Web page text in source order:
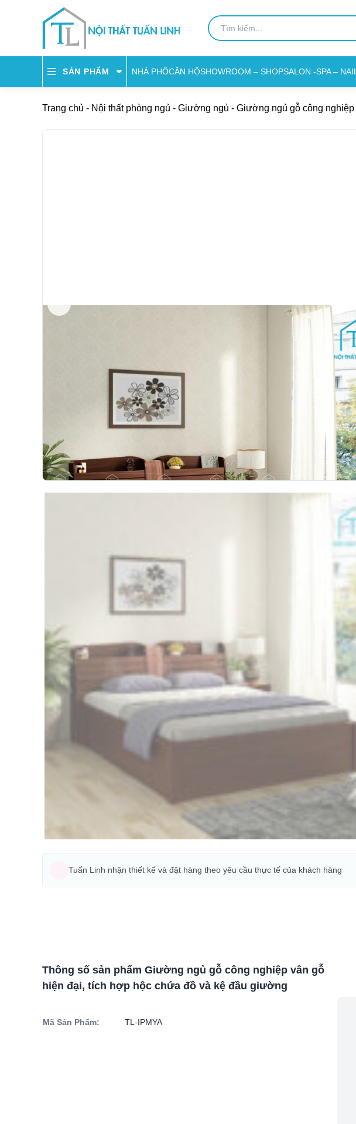
SẢN PHẨM NHÀ PHỐCĂN HỘSHOWROOM – SHOPSALON -SPA – NAIL
Trang chủ - Nội thất phòng ngủ - Giường ngủ - Giường ngủ gỗ công nghiệp
Tuấn Linh nhận thiết kế và đặt hàng theo yêu cầu thực tế của khách hàng
Thông số sản phẩm Giường ngủ gỗ công nghiệp vân gỗ
hiện đại, tích hợp hộc chứa đồ và kệ đầu giường
Mã Sản Phẩm: TL-IPMYA